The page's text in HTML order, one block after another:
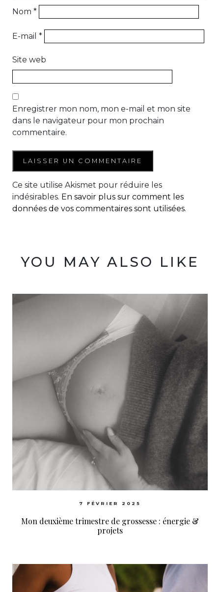
Nom *
E-mail *
Site web
Enregistrer mon nom, mon e-mail et mon site
dans le navigateur pour mon prochain
commentaire.
Ce site utilise Akismet pour réduire les
indésirables. En savoir plus sur comment les
données de vos commentaires sont utilisées.
YOU MAY ALSO LIKE
7 FÉVRIER 2025
Mon deuxième trimestre de grossesse : énergie &
projets